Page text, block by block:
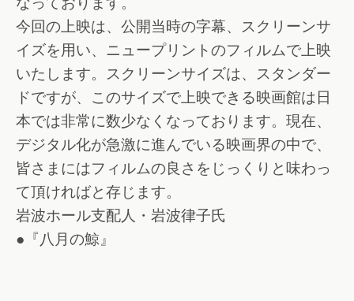
今回の上映は、公開当時の字幕、スクリーンサ
イズを用い、ニュープリントのフィルムで上映
いたします。スクリーンサイズは、スタンダー
ドですが、このサイズで上映できる映画館は日
本では非常に数少なくなっております。現在、
デジタル化が急激に進んでいる映画界の中で、
皆さまにはフィルムの良さをじっくりと味わっ
て頂ければと存じます。
岩波ホール支配人・岩波律子氏
●『八月の鯨』